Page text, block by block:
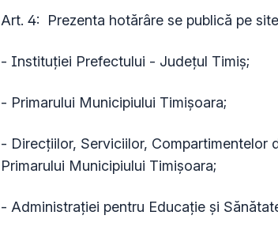
Art. 4: Prezenta hotărâre se publică pe
- Instituţiei Prefectului - Judeţul Timiş;
- Primarului Municipiului Timişoara;
- Direcțiilor, Serviciilor, Compartimentelor
Primarului Municipiului Timișoara;
- Administrației pentru Educație și